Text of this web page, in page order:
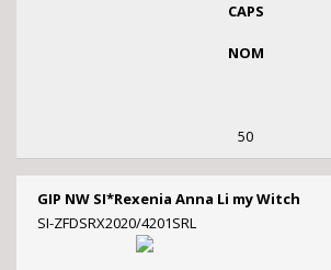
CAPS
NOM
50
GIP NW SI*Rexenia Anna Li my Witch
SI-ZFDSRX2020/4201SRL